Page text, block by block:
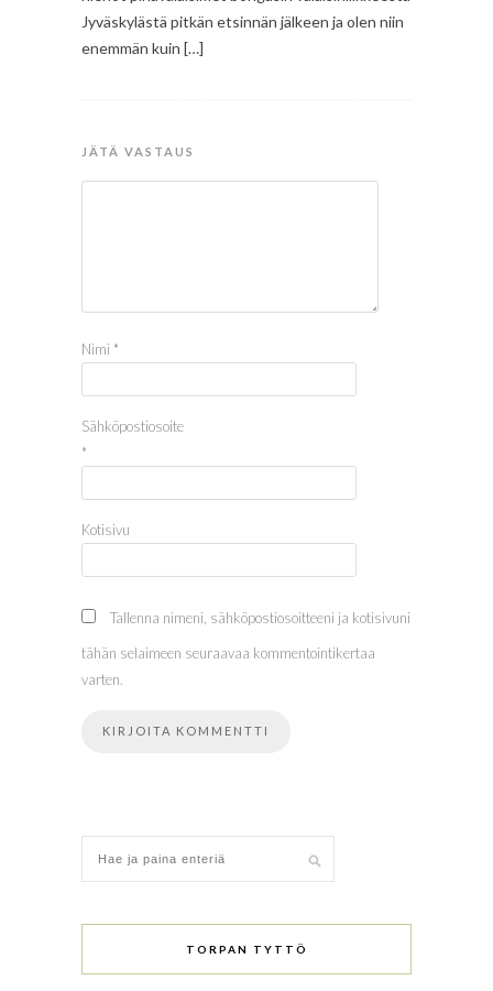
Jyväskylästä pitkän etsinnän jälkeen ja olen niin
enemmän kuin […]
JÄTÄ VASTAUS
Nimi *
Sähköpostiosoite
*
Kotisivu
Tallenna nimeni, sähköpostiosoitteeni ja kotisivuni
tähän selaimeen seuraavaa kommentointikertaa
varten.
TORPAN TYTTÖ